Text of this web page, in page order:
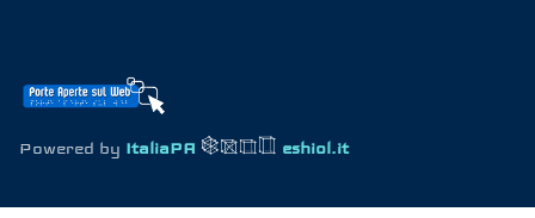
Powered by ItaliaPA eshiol.it